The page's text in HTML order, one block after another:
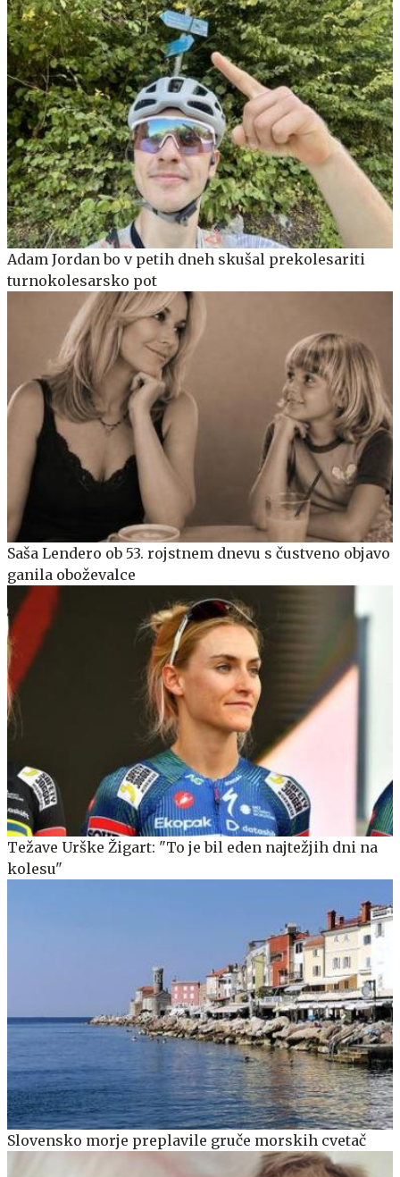
Adam Jordan bo v petih dneh skušal prekolesariti
turnokolesarsko pot
Saša Lendero ob 53. rojstnem dnevu s čustveno objavo
ganila oboževalce
Težave Urške Žigart: "To je bil eden najtežjih dni na
kolesu"
Slovensko morje preplavile gruče morskih cvetač